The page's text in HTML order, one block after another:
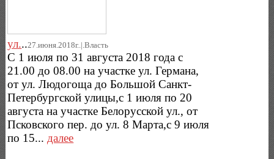
ул...27.июня.2018г..|.Власть
C 1 июля по 31 августа 2018 года с
21.00 до 08.00 на участке ул. Германа,
от ул. Людогоща до Большой Санкт-
Петербургской улицы,с 1 июля по 20
августа на участке Белорусской ул., от
Псковского пер. до ул. 8 Марта,с 9 июля
по 15...далее